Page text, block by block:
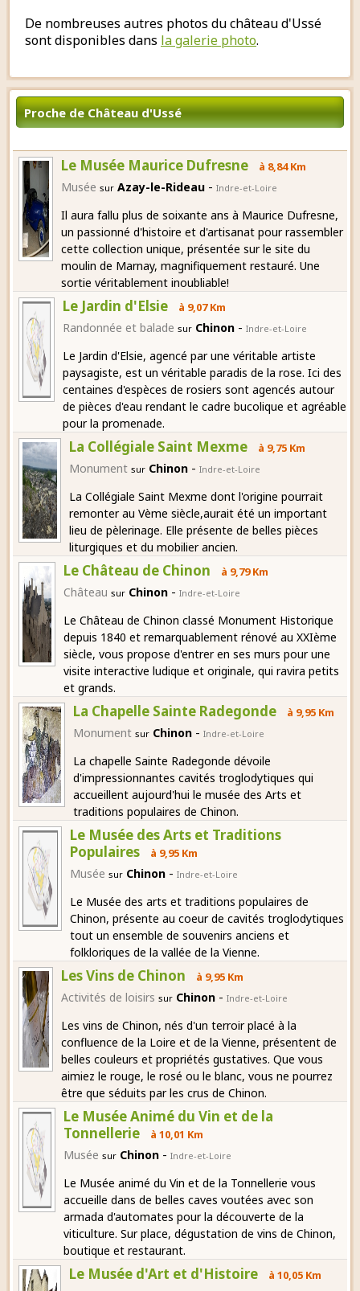
De nombreuses autres photos du château d'Ussé
sont disponibles dans la galerie photo.
Proche de Château d'Ussé
Le Musée Maurice Dufresne à 8,84 Km
Musée sur Azay-le-Rideau -Indre-et-Loire
Il aura fallu plus de soixante ans à Maurice Dufresne,
un passionné d'histoire et d'artisanat pour rassembler
cette collection unique, présentée sur le site du
moulin de Marnay, magnifiquement restauré. Une
sortie véritablement inoubliable!
Le Jardin d'Elsie à 9,07 Km
Randonnée et balade sur Chinon - Indre-et-Loire
Le Jardin d'Elsie, agencé par une véritable artiste
paysagiste, est un véritable paradis de la rose. Ici des
centaines d'espèces de rosiers sont agencés autour
de pièces d'eau rendant le cadre bucolique et agréable
pour la promenade.
La Collégiale Saint Mexme à 9,75 Km
Monument sur Chinon -Indre-et-Loire
La Collégiale Saint Mexme dont l'origine pourrait
remonter au Vème siècle,aurait été un important
lieu de pèlerinage. Elle présente de belles pièces
liturgiques et du mobilier ancien.
Le Château de Chinon à 9,79 Km
Château sur Chinon - Indre-et-Loire
Le Château de Chinon classé Monument Historique
depuis 1840 et remarquablement rénové au XXIème
siècle, vous propose d'entrer en ses murs pour une
visite interactive ludique et originale, qui ravira petits
et grands.
La Chapelle Sainte Radegonde à 9,95 Km
Monument sur Chinon - Indre-et-Loire
La chapelle Sainte Radegonde dévoile
d'impressionnantes cavités troglodytiques qui
accueillent aujourd'hui le musée des Arts et
traditions populaires de Chinon.
Le Musée des Arts et Traditions
Populaires
à 9,95 Km
Musée sur Chinon - Indre-et-Loire
Le Musée des arts et traditions populaires de
Chinon, présente au coeur de cavités troglodytiques
tout un ensemble de souvenirs anciens et
folkloriques de la vallée de la Vienne.
Les Vins de Chinon à 9,95 Km
Activités de loisirs sur Chinon -Indre-et-Loire
Les vins de Chinon, nés d'un terroir placé à la
confluence de la Loire et de la Vienne, présentent de
belles couleurs et propriétés gustatives. Que vous
aimiez le rouge, le rosé ou le blanc, vous ne pourrez
être que séduits par les crus de Chinon.
Le Musée Animé du Vin et de la
Tonnellerie
à 10,01 Km
Musée sur Chinon -Indre-et-Loire
Le Musée animé du Vin et de la Tonnellerie vous
accueille dans de belles caves voutées avec son
armada d'automates pour la découverte de la
viticulture. Sur place, dégustation de vins de Chinon,
boutique et restaurant.
Le Musée d'Art et d'Histoire à 10,05 Km